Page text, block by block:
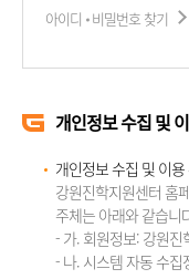
아이디 비밀번호 찾기
개인정보 수집 및
개인정보 수집 및 이용
강원진학지원센터 홈
주체는 아래와 같습니
- 가. 회원정보: 강원진
- 나. 시스템 자동 수집